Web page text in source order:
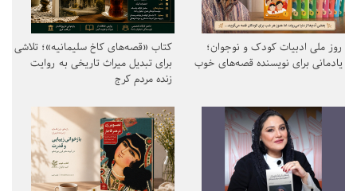
روز ملی ادبیات کودک و نوجوان؛
یادمانی برای نویسنده قصه‌های خوب
کتاب «قصه‌های کاخ سلیمانیه»؛ تلاشی
برای تبدیل میراث تاریخی به روایت
زنده مردم کرج